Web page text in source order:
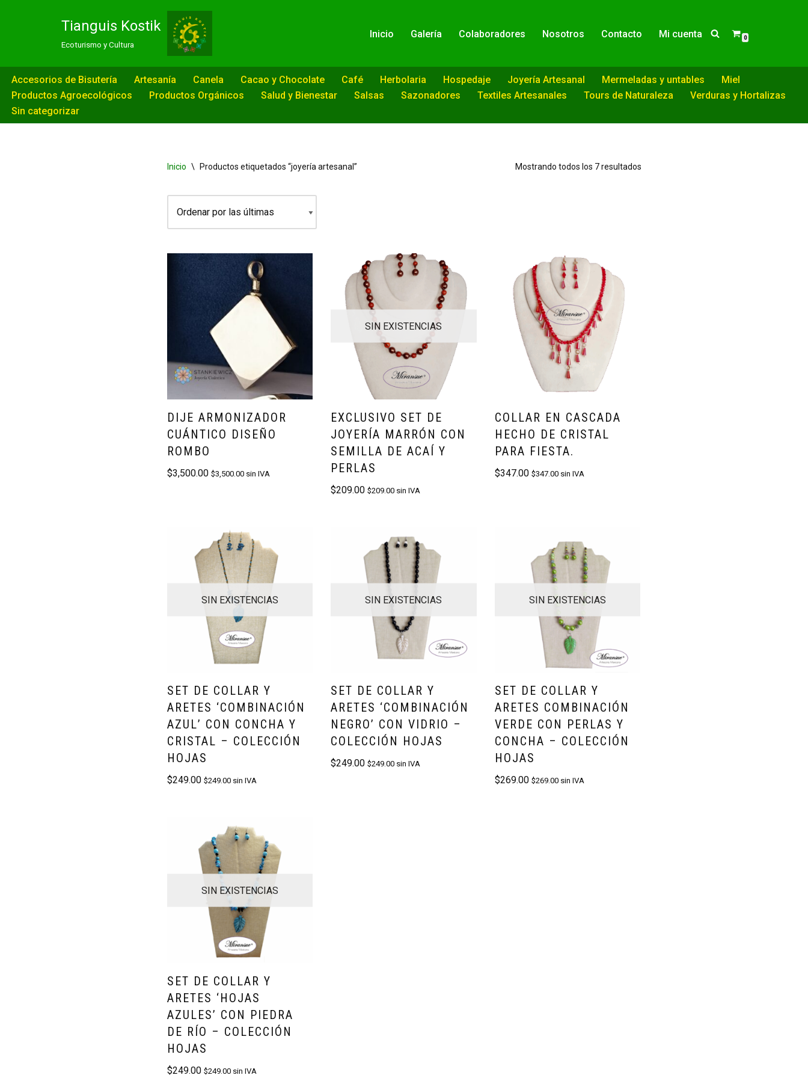
Tianguis Kostik
Ecoturismo y Cultura
Inicio Galería Colaboradores Nosotros Contacto Mi cuenta 0
Accesorios de Bisutería Artesanía Canela Cacao y Chocolate Café Herbolaria Hospedaje Joyería Artesanal Mermeladas y untables
Miel
Productos Agroecológicos
Productos Orgánicos Salud y Bienestar Salsas Sazonadores Textiles Artesanales Tours de Naturaleza
Verduras y Hortalizas
Sin categorizar
Inicio \ Productos etiquetados “joyería artesanal” Mostrando todos los 7 resultados
DIJE ARMONIZADOR
CUÁNTICO DISEÑO
ROMBO
$3,500.00 $3,500.00sin IVA
SIN EXISTENCIAS
EXCLUSIVO SET DE
JOYERÍA MARRÓN CON
SEMILLA DE ACAÍ Y
PERLAS
$209.00 $209.00 sin IVA
COLLAR EN CASCADA
HECHO DE CRISTAL
PARA FIESTA.
$347.00 $347.00sin IVA
SIN EXISTENCIAS
SET DE COLLAR Y
ARETES ‘COMBINACIÓN
AZUL’ CON CONCHA Y
CRISTAL – COLECCIÓN
HOJAS
$249.00 $249.00sin IVA
SIN EXISTENCIAS
SET DE COLLAR Y
ARETES ‘COMBINACIÓN
NEGRO’ CON VIDRIO –
COLECCIÓN HOJAS
$249.00 $249.00 sin IVA
SIN EXISTENCIAS
SET DE COLLAR Y
ARETES COMBINACIÓN
VERDE CON PERLAS Y
CONCHA – COLECCIÓN
HOJAS
$269.00 $269.00sin IVA
SIN EXISTENCIAS
SET DE COLLAR Y
ARETES ‘HOJAS
AZULES’ CON PIEDRA
DE RÍO – COLECCIÓN
HOJAS
$249.00 $249.00sin IVA